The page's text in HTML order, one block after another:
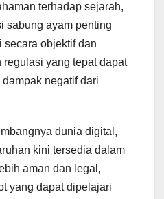
terhadap sejarah,
sabung ayam penting
secara objektif dan
yang tepat dapat
negatif dari
dunia digital,
kini tersedia dalam
aman dan legal,
yang dapat dipelajari